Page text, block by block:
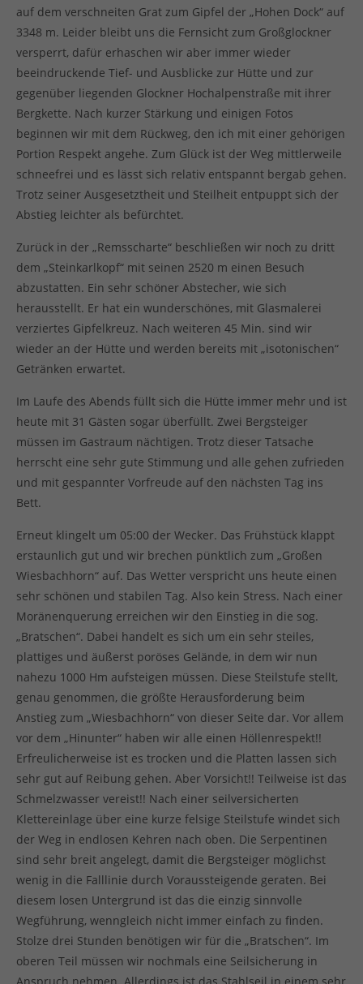
auf dem verschneiten Grat zum Gipfel der „Hohen Dock“ auf
3348 m. Leider bleibt uns die Fernsicht zum Großglockner
versperrt, dafür erhaschen wir aber immer wieder
beeindruckende Tief- und Ausblicke zur Hütte und zur
gegenüber liegenden Glockner Hochalpenstraße mit ihrer
Bergkette. Nach kurzer Stärkung und einigen Fotos
beginnen wir mit dem Rückweg, den ich mit einer gehörigen
Portion Respekt angehe. Zum Glück ist der Weg mittlerweile
schneefrei und es lässt sich relativ entspannt bergab gehen.
Trotz seiner Ausgesetztheit und Steilheit entpuppt sich der
Abstieg leichter als befürchtet.
Zurück in der „Remsscharte“ beschließen wir noch zu dritt
dem „Steinkarlkopf“ mit seinen 2520 m einen Besuch
abzustatten. Ein sehr schöner Abstecher, wie sich
herausstellt. Er hat ein wunderschönes, mit Glasmalerei
verziertes Gipfelkreuz. Nach weiteren 45 Min. sind wir
wieder an der Hütte und werden bereits mit „isotonischen“
Getränken erwartet.
Im Laufe des Abends füllt sich die Hütte immer mehr und ist
heute mit 31 Gästen sogar überfüllt. Zwei Bergsteiger
müssen im Gastraum nächtigen. Trotz dieser Tatsache
herrscht eine sehr gute Stimmung und alle gehen zufrieden
und mit gespannter Vorfreude auf den nächsten Tag ins
Bett.
Erneut klingelt um 05:00 der Wecker. Das Frühstück klappt
erstaunlich gut und wir brechen pünktlich zum „Großen
Wiesbachhorn“ auf. Das Wetter verspricht uns heute einen
sehr schönen und stabilen Tag. Also kein Stress. Nach einer
Moränenquerung erreichen wir den Einstieg in die sog.
„Bratschen“. Dabei handelt es sich um ein sehr steiles,
plattiges und äußerst poröses Gelände, in dem wir nun
nahezu 1000 Hm aufsteigen müssen. Diese Steilstufe stellt,
genau genommen, die größte Herausforderung beim
Anstieg zum „Wiesbachhorn“ von dieser Seite dar. Vor allem
vor dem „Hinunter“ haben wir alle einen Höllenrespekt!!
Erfreulicherweise ist es trocken und die Platten lassen sich
sehr gut auf Reibung gehen. Aber Vorsicht!! Teilweise ist das
Schmelzwasser vereist!! Nach einer seilversicherten
Klettereinlage über eine kurze felsige Steilstufe windet sich
der Weg in endlosen Kehren nach oben. Die Serpentinen
sind sehr breit angelegt, damit die Bergsteiger möglichst
wenig in die Falllinie durch Voraussteigende geraten. Bei
diesem losen Untergrund ist das die einzig sinnvolle
Wegführung, wenngleich nicht immer einfach zu finden.
Stolze drei Stunden benötigen wir für die „Bratschen“. Im
oberen Teil müssen wir nochmals eine Seilsicherung in